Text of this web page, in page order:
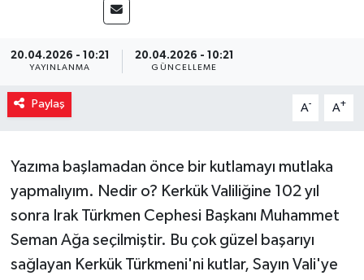
20.04.2026 - 10:21
YAYINLANMA
20.04.2026 - 10:21
GÜNCELLEME
Paylaş A- A+
Yazıma başlamadan önce bir kutlamayı mutlaka
yapmalıyım. Nedir o? Kerkük Valiliğine 102 yıl
sonra Irak Türkmen Cephesi Başkanı Muhammet
Seman Ağa seçilmiştir. Bu çok güzel başarıyı
sağlayan Kerkük Türkmeni'ni kutlar, Sayın Vali'ye